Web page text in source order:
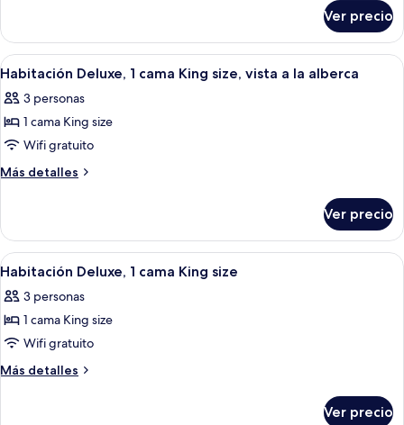
cama
King
size,
junto
a
la
alberca
Deluxe,
cama
size,
junto
la
alberca
Ver precio
Abrir
todas
las
fotos
de
Habitación
cama
King
size,
vista
a
la
alberca
Habitación de hotel con una cama
7
Habitación Deluxe, 1 cama King size, vista a la alberca
3 personas
1 cama King size
Wifi gratuito
Más detalles
Más
Deluxe,
cama
size,
vista
la
alberca
Ver precio
Abrir
todas
las
fotos
de
Habitación
Una habitación de hotel moderna
5
Habitación Deluxe, 1 cama King size
3 personas
1 cama King size
Wifi gratuito
Más detalles
Más
Ver precio